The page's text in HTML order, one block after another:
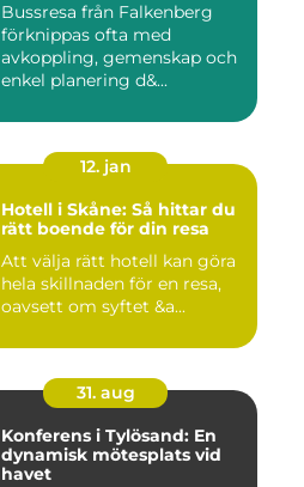
Bussresa från Falkenberg
förknippas ofta med
avkoppling, gemenskap och
enkel planering d&...
12. jan
Hotell i Skåne: Så hittar du
rätt boende för din resa
Att välja rätt hotell kan göra
hela skillnaden för en resa,
oavsett om syftet &a...
31. aug
Konferens i Tylösand: En
dynamisk mötesplats vid
havet